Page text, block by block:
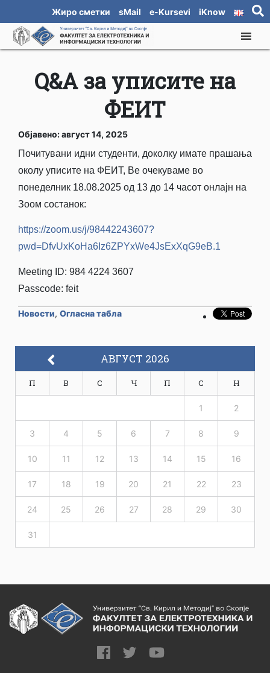
Жиро сметки sMail e-Kursevi iKnow
Q&A за уписите на
ФЕИТ
Објавено: август 14, 2025
Почитувани идни студенти, доколку имате прашања
околу уписите на ФЕИТ, Ве очекуваме во
понеделник 18.08.2025 од 13 до 14 часот онлајн на
Зоом состанок:
https://zoom.us/j/98442243607?
pwd=DfvUxKoHa6Iz6ZPYxWe4JsExXqG9eB.1
Meeting ID: 984 4224 3607
Passcode: feit
Новости, Огласна табла
АВГУСТ 2026
П В С Ч П С Н
1 2
3 4 5 6 7 8 9
10 11 12 13 14 15 16
17 18 19 20 21 22 23
24 25 26 27 28 29 30
31